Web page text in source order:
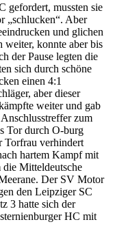
gefordert, mussten sie
„schlucken“. Aber
und glichen
weiter, konnte aber bis
der Pause legten die
sich durch schöne
einen 4:1
aber dieser
weiter und gab
zum
Tor durch O-burg
Torfrau verhindert
hartem Kampf mit
Mitteldeutsche
Der SV Motor
den Leipziger SC
3 hatte sich der
HC mit